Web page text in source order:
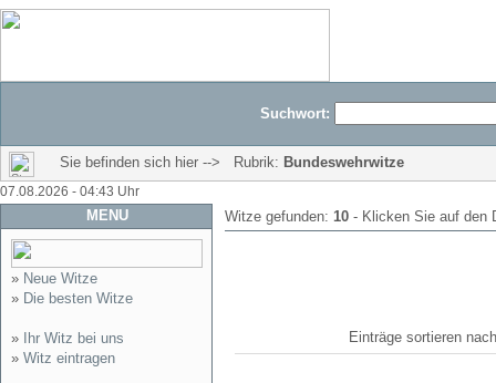
Suchwort:
Sie befinden sich hier --> Rubrik: Bundeswehrwitze
07.08.2026 - 04:43 Uhr
MENU
» Neue Witze
» Die besten Witze
»
Ihr Witz bei uns
» Witz eintragen
Witze gefunden: 10 - Klicken Sie auf den
Einträge sortieren